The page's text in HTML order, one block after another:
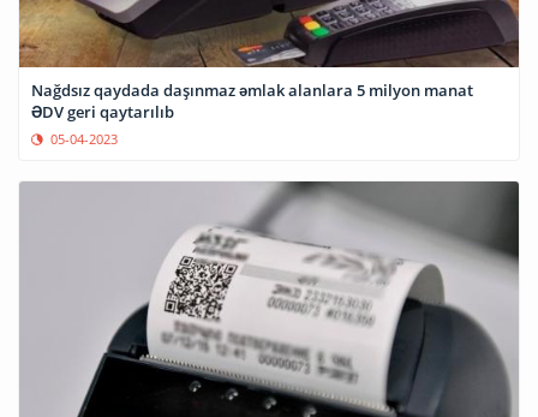
Nağdsız qaydada daşınmaz əmlak alanlara 5 milyon manat
ƏDV geri qaytarılıb
05-04-2023